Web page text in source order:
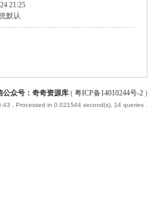
21:25
默认
公众号：奇奇资源库 ( 粤ICP备14010244号-2 )
, Processed in 0.021544 second(s), 14 queries .